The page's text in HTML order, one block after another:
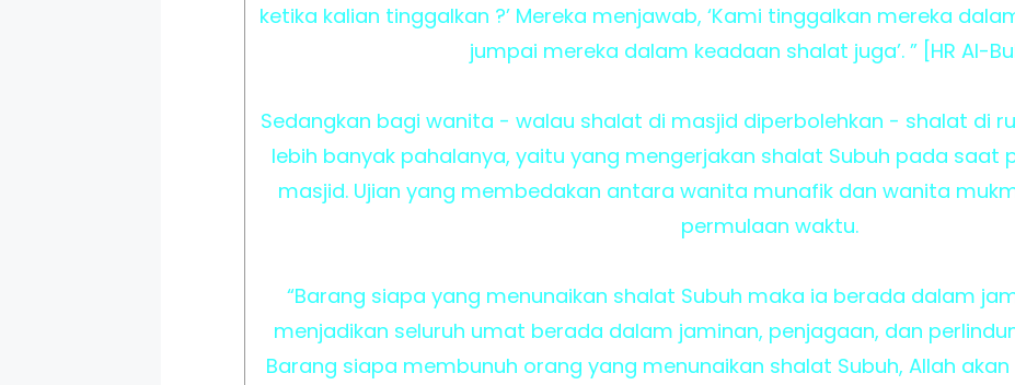
ketika kalian tinggalkan ?’ Mereka menjawab, ‘Kami tinggalkan mereka
jumpai mereka dalam keadaan shalat juga’. ” [HR Al-
Sedangkan bagi wanita - walau shalat di masjid diperbolehkan - shalat di
lebih banyak pahalanya, yaitu yang mengerjakan shalat Subuh pada saat
masjid. Ujian yang membedakan antara wanita munafik dan wanita
permulaan waktu.
“Barang siapa yang menunaikan shalat Subuh maka ia berada dalam
menjadikan seluruh umat berada dalam jaminan, penjagaan, dan
Barang siapa membunuh orang yang menunaikan shalat Subuh, Allah